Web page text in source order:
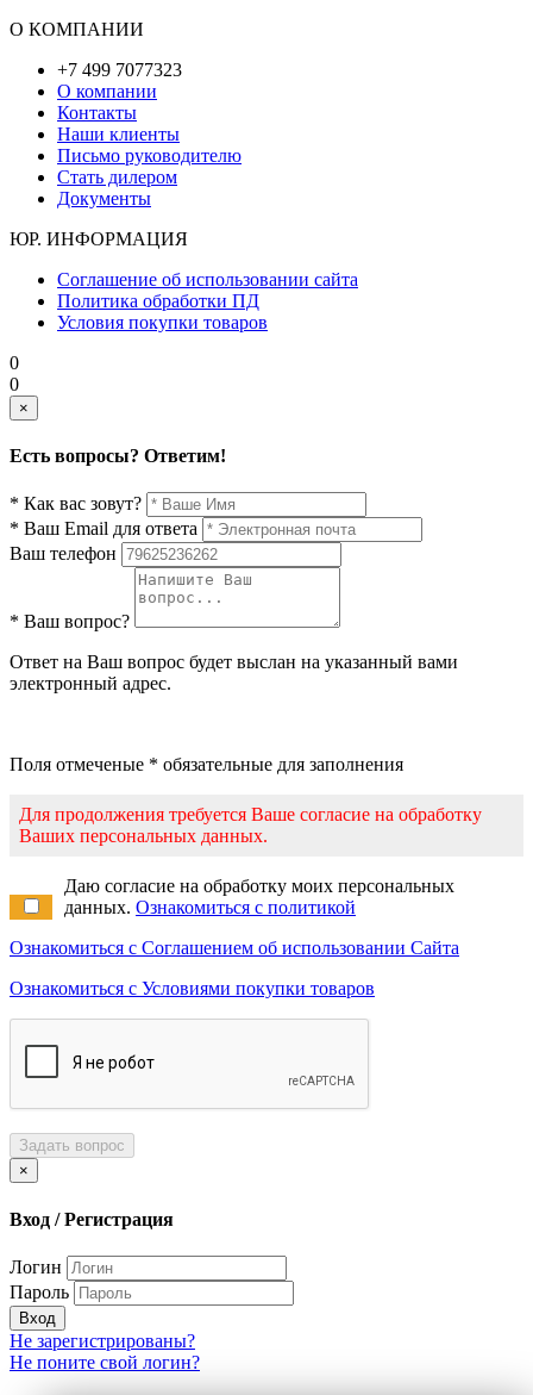
О КОМПАНИИ
+7 499 7077323
О компании
Контакты
Наши клиенты
Письмо руководителю
Стать дилером
Документы
ЮР. ИНФОРМАЦИЯ
Соглашение об использовании сайта
Политика обработки ПД
Условия покупки товаров
0
0
×
Есть вопросы? Ответим!
* Как вас зовут?
* Ваш Email для ответа
Ваш телефон
* Ваш вопрос?
Ответ на Ваш вопрос будет выслан на указанный вами
электронный адрес.
Поля отмеченые * обязательные для заполнения
Для продолжения требуется Ваше согласие на обработку
Ваших персональных данных.
Даю согласие на обработку моих персональных
данных. Ознакомиться с политикой
Ознакомиться с Соглашением об использовании Сайта
Ознакомиться с Условиями покупки товаров
Задать вопрос
×
Вход / Регистрация
Логин
Пароль
Вход
Не зарегистрированы?
Не поните свой логин?